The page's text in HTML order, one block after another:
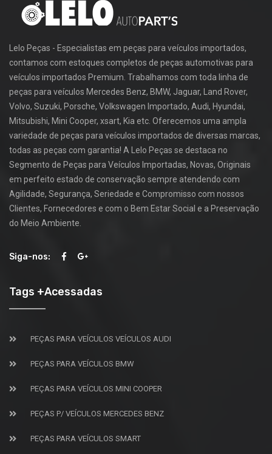
Lelo Peças - Especialistas em peças para veículos importados,
contamos com estoques completos de peças automotivas para
veículos importados Premium. Trabalhamos com toda linha de
peças para veículos Mercedes Benz, BMW, Jaguar, Land Rover,
Volvo, Suzuki, Porsche, Volkswagen Importado, Audi, Hyundai,
Mitsubishi, Mini Cooper, xsart, Kia etc. Oferecemos uma ampla
variedade de peças para veículos importados de diversas marcas,
todas as peças com garantia! A Lelo Peças se destaca no
Segmento de Peças para Veículos Importadas, Novas, Originais
em perfeito estado de conservação sempre atendendo com
Agilidade, Segurança, Seriedade e Compromisso com nossos
Clientes, Fornecedores e com o Bem Estar Social e a Preservação
do Meio Ambiente.
Siga-nos:
Tags +Acessadas
PEÇAS PARA VEÍCULOS VEÍCULOS AUDI
PEÇAS PARA VEÍCULOS BMW
PEÇAS PARA VEÍCULOS MINI COOPER
PEÇAS P/ VEÍCULOS MERCEDES BENZ
PEÇAS PARA VEÍCULOS SMART